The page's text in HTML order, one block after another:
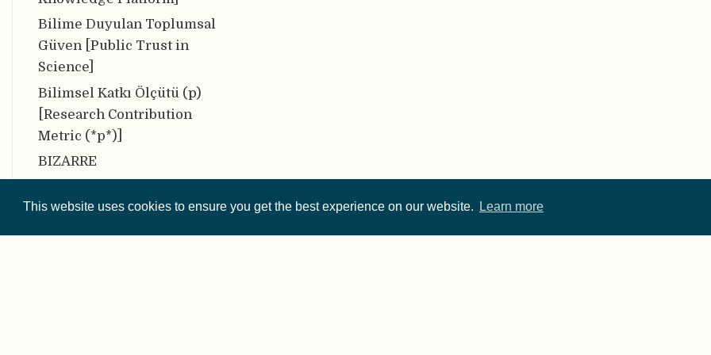
This website uses cookies to ensure you get the best experience on our website. Learn more
Bilime Duyulan Toplumsal
Güven [Public Trust in
Science]
Bilimsel Katkı Ölçütü (p)
[Research Contribution
Metric (*p*)]
BIZARRE
COAR Repolardaki İyi
Uygulamalar için Topluluk